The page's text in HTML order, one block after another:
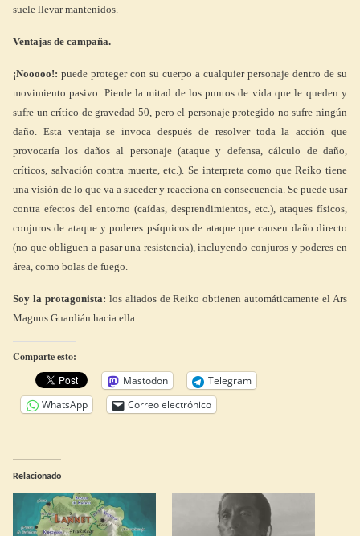
suele llevar mantenidos.
Ventajas de campaña.
¡Nooooo!: puede proteger con su cuerpo a cualquier personaje dentro de su
movimiento pasivo. Pierde la mitad de los puntos de vida que le queden y
sufre un crítico de gravedad 50, pero el personaje protegido no sufre ningún
daño. Esta ventaja se invoca después de resolver toda la acción que
provocaría los daños al personaje (ataque y defensa, cálculo de daño,
críticos, salvación contra muerte, etc.). Se interpreta como que Reiko tiene
una visión de lo que va a suceder y reacciona en consecuencia. Se puede usar
contra efectos del entorno (caídas, desprendimientos, etc.), ataques físicos,
conjuros de ataque y poderes psíquicos de ataque que causen daño directo
(no que obliguen a pasar una resistencia), incluyendo conjuros y poderes en
área, como bolas de fuego.
Soy la protagonista: los aliados de Reiko obtienen automáticamente el Ars
Magnus Guardián hacia ella.
Comparte esto:
Mastodon
Telegram
WhatsApp
Correo electrónico
Relacionado